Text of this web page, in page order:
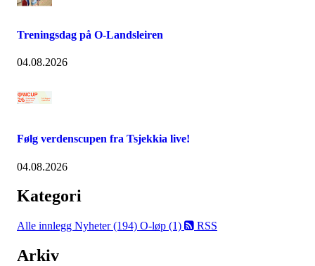
Treningsdag på O-Landsleiren
04.08.2026
Følg verdenscupen fra Tsjekkia live!
04.08.2026
Kategori
Alle innlegg Nyheter (194) O-løp (1) RSS
Arkiv